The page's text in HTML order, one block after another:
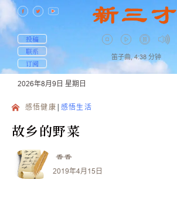
投稿
联系
订阅
笛子曲, 4:38 分钟
2026年8月9日 星期日
感悟健康 感悟生活
故乡的野菜
香香
2019年4月15日